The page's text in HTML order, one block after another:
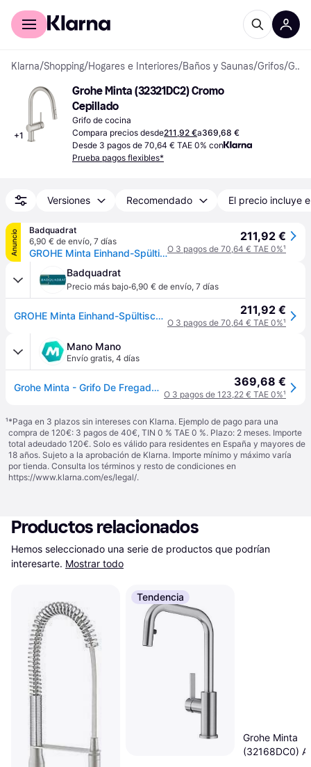
Comprar con Klarna
Klarna/Shopping/Hogares e Interiores/Baños y Saunas/Grifos/ Grifos de Cocina
+1
Grohe Minta (32321DC2) Cromo
Cepillado
Grifo de cocina
Compara precios desde211,92 €a369,68 €
Desde 3 pagos de 70,64 € TAE 0% con
Prueba pagos flexibles*
Versiones Recomendado El precio incluye
Anuncio
Badquadrat
6,90 € de envío, 7 días
GROHE Minta Einhand-Spültischarmatur, Ausladung 223mm, C-Auslauf, herausziehbar, Easy Docking, schwenkbar, Dual-Spülbrause, 32321DC2
211,92 €
O 3 pagos de 70,64 € TAE 0%¹
Badquadrat
Precio más bajo·6,90 € de envío, 7 días
GROHE Minta Einhand-Spültischarmatur, Ausladung 223mm, C-Auslauf, herausziehbar, Easy Docking, schwenkbar, Dual-Spülbrause, 32321DC2 211,92 €
O 3 pagos de 70,64 € TAE 0%¹
Mano Mano
Envío gratis, 4 días
Grohe Minta - Grifo De Fregadero Con Ducha Extraíble, Supersteel 32321dc2 369,68 €
O 3 pagos de 123,22 € TAE 0%¹
¹*Paga en 3 plazos sin intereses con Klarna. Ejemplo de pago para una
compra de 120€: 3 pagos de 40€, TIN 0 % TAE 0 %. Plazo: 2 meses. Importe
total adeudado 120€. Solo es válido para residentes en España y mayores de
18 años. Sujeto a la aprobación de Klarna. Importe mínimo y máximo varía
por tienda. Consulta los términos y resto de condiciones en
https://www.klarna.com/es/legal/.
Productos relacionados
Hemos seleccionado una serie de productos que podrían
interesarte. Mostrar todo
Tendencia
Grohe Minta
(32168DC0)